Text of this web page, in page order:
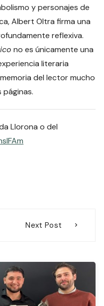
y personajes de
Albert Oltra firma una
reflexiva.
no es únicamente una
literaria
del lector mucho
Llorona o del
Next Post